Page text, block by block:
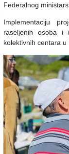
Federalnog
Implementaciju
raseljenih osoba i
kolektivnih centara u